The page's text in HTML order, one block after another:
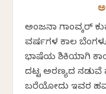
ಅಂಜನಾ ಗಾಂವ್ಕರ್
ವರ್ಷಗಳ ಕಾಲ
ಭಾಷೆಯ ಶಿಕ್ಷಕಿಯಾಗಿ
ದಟ್ಟ ಅರಣ್ಯದ
ಬರೆಯೋದು ಇವರ